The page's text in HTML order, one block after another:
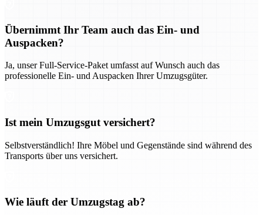
Übernimmt Ihr Team auch das Ein- und
Auspacken?
Ja, unser Full-Service-Paket umfasst auf Wunsch auch das
professionelle Ein- und Auspacken Ihrer Umzugsgüter.
Ist mein Umzugsgut versichert?
Selbstverständlich! Ihre Möbel und Gegenstände sind während des
Transports über uns versichert.
Wie läuft der Umzugstag ab?